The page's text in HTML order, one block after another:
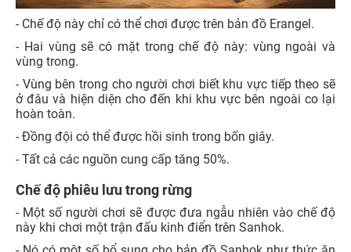
- Chế độ này chỉ có thể chơi được trên bản đồ Erangel.
- Hai vùng sẽ có mặt trong chế độ này: vùng ngoài và
vùng trong.
- Vùng bên trong cho người chơi biết khu vực tiếp theo sẽ
ở đâu và hiện diện cho đến khi khu vực bên ngoài co lại
hoàn toàn.
- Đồng đội có thể được hồi sinh trong bốn giây.
- Tất cả các nguồn cung cấp tăng 50%.
Chế độ phiêu lưu trong rừng
- Một số người chơi sẽ được đưa ngẫu nhiên vào chế độ
này khi chơi một trận đấu kinh điển trên Sanhok.